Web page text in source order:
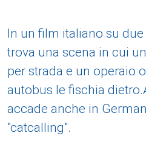
In un film italiano su
trova una scena in cui
per strada e un operaio
autobus le fischia
accade anche in
"catcalling".